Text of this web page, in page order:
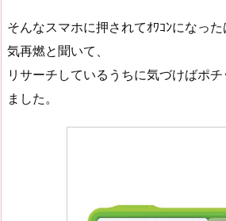
そんなスマホに押されてｵﾜｺﾝになっ
気再燃と聞いて、
リサーチしているうちに気づけばポ
ました。